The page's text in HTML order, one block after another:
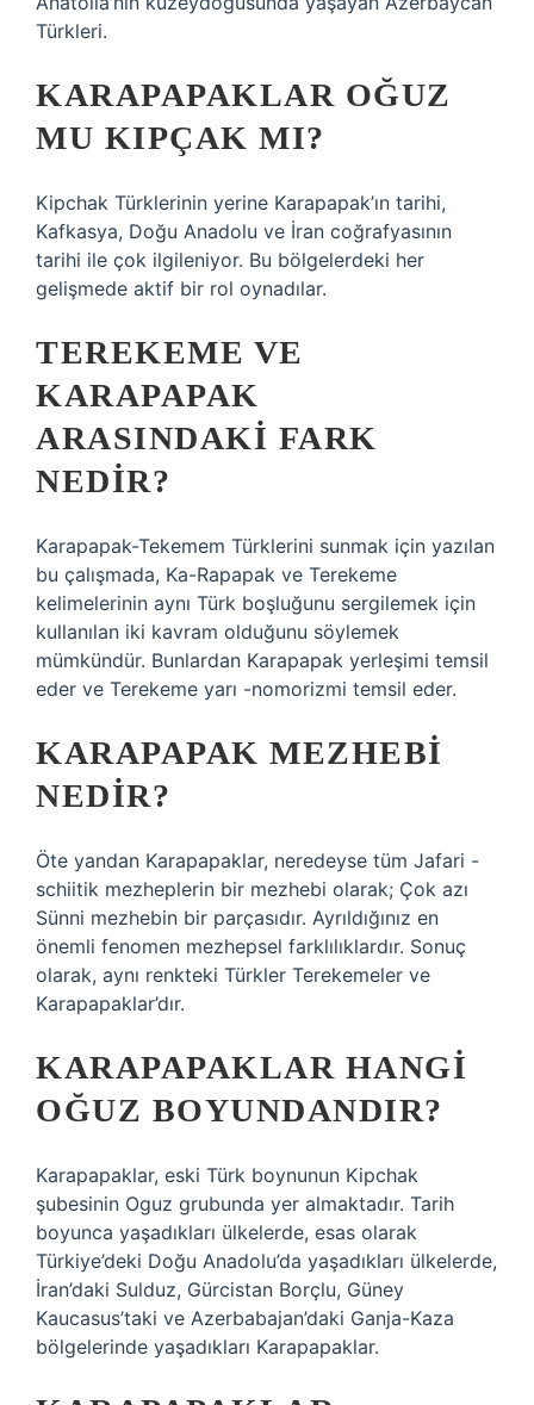
Türkleri.
KARAPAPAKLAR OĞUZ
MU KIPÇAK MI?
Kipchak Türklerinin yerine Karapapak’ın tarihi,
Kafkasya, Doğu Anadolu ve İran coğrafyasının
tarihi ile çok ilgileniyor. Bu bölgelerdeki her
gelişmede aktif bir rol oynadılar.
TEREKEME VE
KARAPAPAK
ARASINDAKI FARK
NEDIR?
Karapapak-Tekemem Türklerini sunmak için yazılan
bu çalışmada, Ka-Rapapak ve Terekeme
kelimelerinin aynı Türk boşluğunu sergilemek için
kullanılan iki kavram olduğunu söylemek
mümkündür. Bunlardan Karapapak yerleşimi temsil
eder ve Terekeme yarı -nomorizmi temsil eder.
KARAPAPAK MEZHEBI
NEDIR?
Öte yandan Karapapaklar, neredeyse tüm Jafari -
schiitik mezheplerin bir mezhebi olarak; Çok azı
Sünni mezhebin bir parçasıdır. Ayrıldığınız en
önemli fenomen mezhepsel farklılıklardır. Sonuç
olarak, aynı renkteki Türkler Terekemeler ve
Karapapaklar’dır.
KARAPAPAKLAR HANGI
OĞUZ BOYUNDANDIR?
Karapapaklar, eski Türk boynunun Kipchak
şubesinin Oguz grubunda yer almaktadır. Tarih
boyunca yaşadıkları ülkelerde, esas olarak
Türkiye’deki Doğu Anadolu’da yaşadıkları ülkelerde,
İran’daki Sulduz, Gürcistan Borçlu, Güney
Kaucasus’taki ve Azerbabajan’daki Ganja-Kaza
bölgelerinde yaşadıkları Karapapaklar.